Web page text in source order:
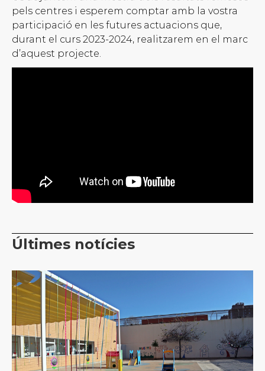
pels centres i esperem comptar amb la vostra
participació en les futures actuacions que,
durant el curs 2023-2024, realitzarem en el marc
d’aquest projecte.
Últimes notícies